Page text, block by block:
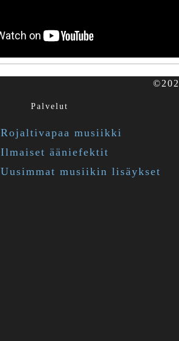
Palvelut
Rojaltivapaa musiikki
Ilmaiset ääniefektit
Uusimmat musiikin lisäykset